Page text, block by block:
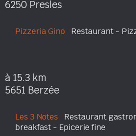
6250 Presles
Pizzeria Gino Restaurant -
à 15.3 km
5651 Berzée
Les 3 Notes Restaurant
breakfast - Epicerie fine